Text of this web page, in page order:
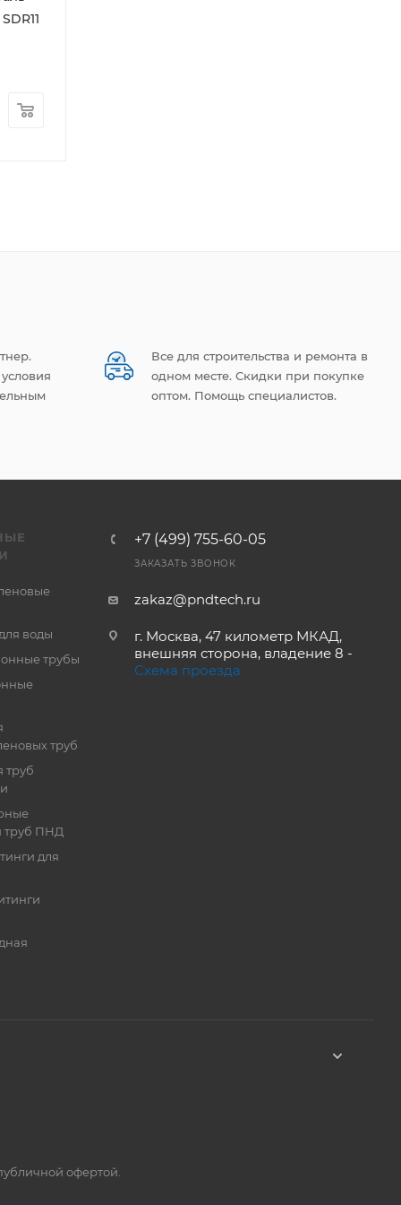
Все для строительства и ремонта в
одном месте. Скидки при покупке
оптом. Помощь специалистов.
воды
трубы
труб
труб
труб ПНД
для
+7 (499) 755-60-05
ЗАКАЗАТЬ ЗВОНОК
zakaz@pndtech.ru
г. Москва, 47 километр МКАД,
внешняя сторона, владение 8 -
Схема проезда
офертой.